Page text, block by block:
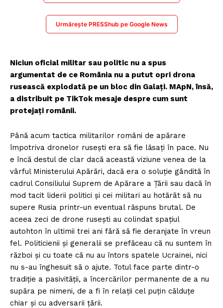
Urmărește PRESShub pe Google News
Niciun oficial militar sau politic nu a spus
argumentat de ce România nu a putut opri drona
rusească explodată pe un bloc din Galați. MApN, însă,
a distribuit pe TikTok mesaje despre cum sunt
protejați românii.
Până acum tactica militarilor români de apărare
împotriva dronelor rusești era să fie lăsaţi în pace. Nu
e încă destul de clar dacă această viziune venea de la
vârful Ministerului Apărări, dacă era o soluție gândită în
cadrul Consiliului Suprem de Apărare a Țării sau dacă în
mod tacit liderii politici și cei militari au hotărât să nu
supere Rusia printr-un eventual răspuns brutal. De
aceea zeci de drone rusești au colindat spațiul
autohton în ultimii trei ani fără să fie deranjate în vreun
fel. Politicienii și generalii se prefăceau că nu suntem în
război și cu toate că nu au întors spatele Ucrainei, nici
nu s-au înghesuit să o ajute. Totul face parte dintr-o
tradiție a pasivității, a încercărilor permanente de a nu
supăra pe nimeni, de a fi în relații cel puțin călduțe
chiar și cu adversarii țării.